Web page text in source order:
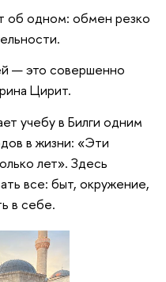
об одном: обмен резко
— это совершенно
Цирит.
учебу в Билги одним
в жизни: «Эти
лет». Здесь
все: быт, окружение,
в себе.